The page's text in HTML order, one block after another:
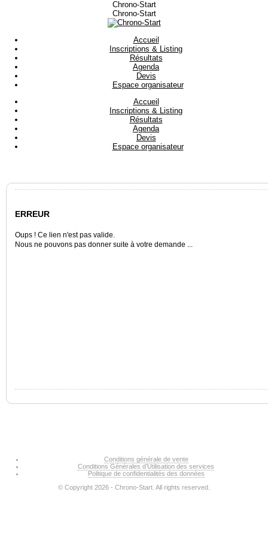
Aller
au
contenu
Chrono-Start
Chrono-Start
Accueil
Inscriptions & Listing
Résultats
Agenda
Devis
Espace organisateur
Facebook
Chrono-
Start
Instagram
Chrono-
Start
E-
mail
Chrono-
Start
Accueil
Inscriptions & Listing
Résultats
Agenda
Devis
Espace organisateur
ERREUR
Oups ! Ce lien n'est pas valide.
Nous ne pouvons pas donner suite à votre demande ...
Conditions générale de vente
Conditions Générales d’Utilisation des services
Politique de confidentialités des données
© Copyright 2026 - Chrono-Start. All rights reserved.